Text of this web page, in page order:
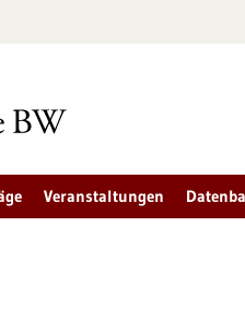
Veranstaltungen